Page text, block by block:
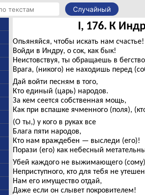
Случайный
I, 176. К
Опьяняйся, чтобы искать нам счастье!
Войди в Индру, о сок, как бык!
Неистовствуя, ты обращаешь в бегство
Врага, (никого) не находишь перед
Дай войти песням в того,
Кто единый (царь) народов.
За кем сеется собственная мощь,
Как при вспашке ячменного (поля),
(О ты,) у кого в руках все
Блага пяти народов,
Кто нам враждебен — выследи (его)!
Порази (его) как небесный
Убей каждого не выжимающего
Неприступного, кто для тебя не
Нам его имущество отдай,
Даже если он слывет покровителем!